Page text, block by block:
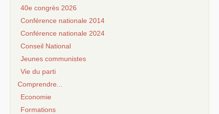
40e congrès 2026
Conférence nationale 2014
Conférence nationale 2024
Conseil National
Jeunes communistes
Vie du parti
Comprendre...
Economie
Formations